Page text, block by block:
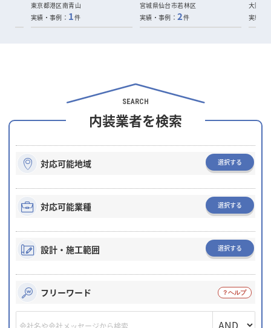
東京都港区南青山
実績・事例： 1件
宮城県仙台市若林区
実績・事例：2件
大阪府
実績・
SEARCH
内装業者を検索
対応可能地域 選択する
対応可能業種 選択する
設計・施工範囲 選択する
フリーワード